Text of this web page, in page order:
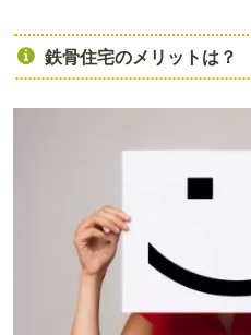
鉄骨住宅のメリットは？